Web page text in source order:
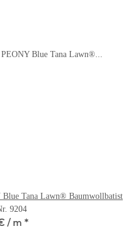
Tana Lawn® Baumwollbatist
9204
/ m *